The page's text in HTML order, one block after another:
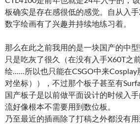
板确实是存在感很低的感觉。自从入
数字绘画有了兴趣并持续地练习着。
那么在此之前我用的是一块国产的中型
只是吃灰了很久（在没有入手X60T之
绘……所以也只能在CSGO中来
对坐标）），不过那个板子甚至有
国产板子是以前做平面设计的时候入
流好像根本不需要用到数位板。
乃至最近的插画除了打稿之外都没有用